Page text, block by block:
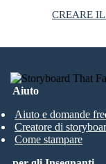
CREARE
Aiuto
Aiuto e domande
Creatore di
Come stampare